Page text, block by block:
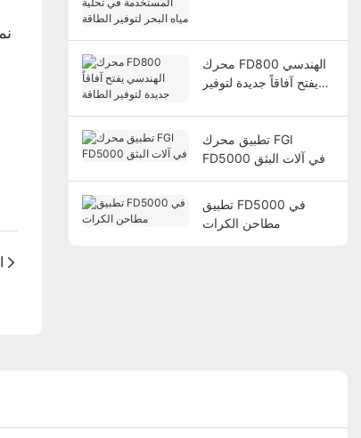
محرك FD800 الهندسي
يفتح آفاقاً جديدة لتوفير
تطبيق محرك FGI
FD5000 في آلات البثق
تطبيق FD5000 في
مطاحن الكرات